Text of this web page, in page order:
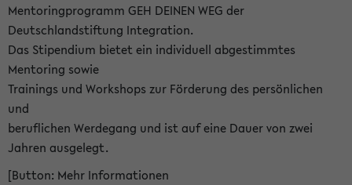
Mentoringprogramm GEH DEINEN WEG der
Deutschlandstiftung Integration.
Das Stipendium bietet ein individuell abgestimmtes
Mentoring sowie
Trainings und Workshops zur Förderung des persönlichen
und
beruflichen Werdegang und ist auf eine Dauer von zwei
Jahren ausgelegt.
[Button: Mehr Informationen